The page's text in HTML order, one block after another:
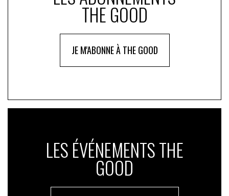
THE GOOD
JE M'ABONNE À THE GOOD
LES ÉVÉNEMENTS THE
GOOD